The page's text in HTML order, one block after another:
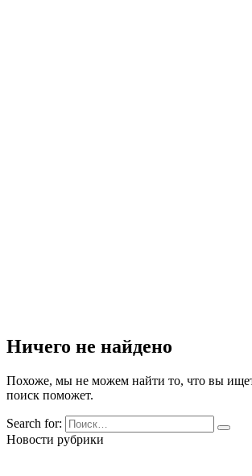
Ничего не найдено
Похоже, мы не можем найти то, что вы
поиск поможет.
Search for:
Новости рубрики